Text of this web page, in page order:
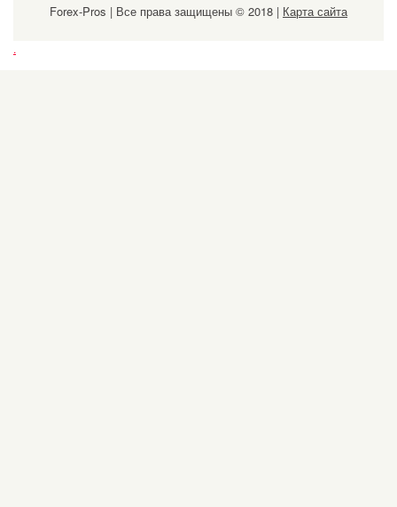
Forex-Pros | Все права защищены © 2018 | Карта сайта
.